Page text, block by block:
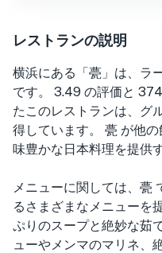
レストランの説明
横浜にある「甍」は、ラ
です。 3.49 の評価と
たこのレストランは、グ
得しています。 甍 が他
味豊かな日本料理を提供
メニューに関しては、甍
るさまざまなメニューを
ぷりのスープと絶妙な茹
ューやメンマのマリネ、